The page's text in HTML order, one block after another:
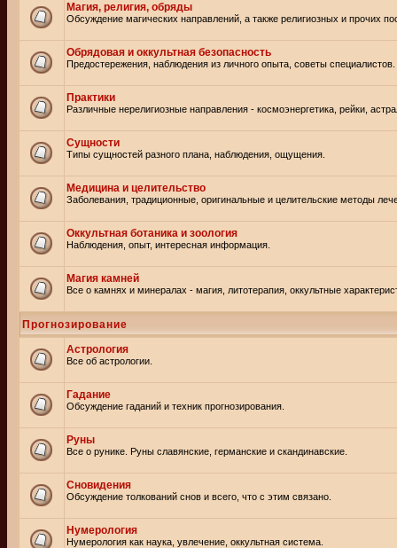
Магия, религия, обряды
Обсуждение магических направлений, а также религиозных и прочих
Обрядовая и оккультная безопасность
Предостережения, наблюдения из личного опыта, советы специалистов.
Практики
Различные нерелигиозные направления - космоэнергетика, рейки,
Сущности
Типы сущностей разного плана, наблюдения, ощущения.
Медицина и целительство
Заболевания, традиционные, оригинальные и целительские методы
Оккультная ботаника и зоология
Наблюдения, опыт, интересная информация.
Магия камней
Все о камнях и минералах - магия, литотерапия, оккультные
Прогнозирование
Астрология
Все об астрологии.
Гадание
Обсуждение гаданий и техник прогнозирования.
Руны
Все о рунике. Руны славянские, германские и скандинавские.
Сновидения
Обсуждение толкований снов и всего, что с этим связано.
Нумерология
Нумерология как наука, увлечение, оккультная система.